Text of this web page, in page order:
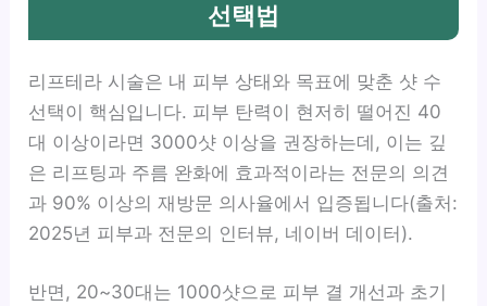
선택법
리프테라 시술은 내 피부 상태와 목표에 맞춘 샷 수
선택이 핵심입니다. 피부 탄력이 현저히 떨어진 40
대 이상이라면 3000샷 이상을 권장하는데, 이는 깊
은 리프팅과 주름 완화에 효과적이라는 전문의 의견
과 90% 이상의 재방문 의사율에서 입증됩니다(출처:
2025년 피부과 전문의 인터뷰, 네이버 데이터).
반면, 20~30대는 1000샷으로 피부 결 개선과 초기